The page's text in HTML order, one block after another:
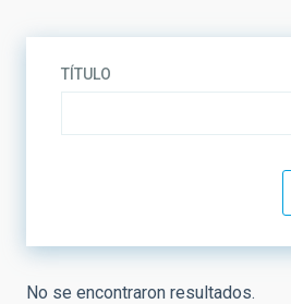
TÍTULO
No se encontraron resultados.